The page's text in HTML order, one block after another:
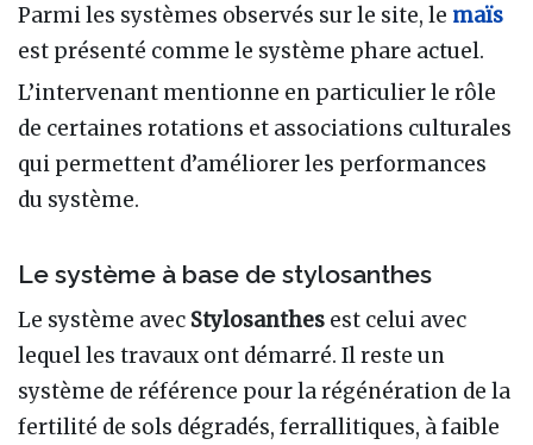
Parmi les systèmes observés sur le site, le maïs
est présenté comme le système phare actuel.
L’intervenant mentionne en particulier le rôle
de certaines rotations et associations culturales
qui permettent d’améliorer les performances
du système.
Le système à base de stylosanthes
Le système avec Stylosanthes est celui avec
lequel les travaux ont démarré. Il reste un
système de référence pour la régénération de la
fertilité de sols dégradés, ferrallitiques, à faible